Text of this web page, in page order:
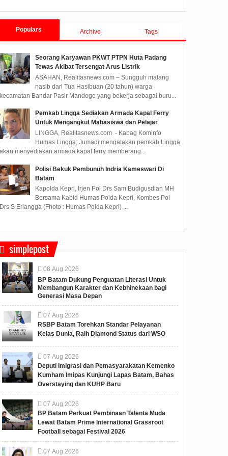
Populars Archive Tags
Seorang Karyawan PKWT PTPN Huta Padang
Tewas Akibat Tersengat Arus Listrik
ASAHAN, Realitasnews.com – Sungguh malang
nasib dari Tua Hasibuan (20 tahun) warga
kecamatan Bandar Pasir Mandoge yang bekerja sebagai buru...
Pemkab Lingga Sediakan Armada Kapal Ferry
Untuk Mengangkut Mahasiswa dan Pelajar
LINGGA, Realitasnews.com - Kabag Kominfo
Humas Lingga, Jumadi mengatakan pemkab Lingga
akan menyediakan armada kapal ferry memberang...
Polisi Bekuk Pembunuh Indria Kameswari Di
Batam
Kapolda Kepri, Irjen Pol Drs Sam Budigusdian MH
Bersama Kabid Humas Polda Kepri, Kombes Pol
Drs S Erlangga (Fhoto : Humas Polda Kepri) ...
simplepost
08 Aug 2026
BP Batam Dukung Penguatan Literasi Untuk
Membangun Karakter dan Kebhinekaan bagi
Generasi Masa Depan
07 Aug 2026
RSBP Batam Torehkan Standar Pelayanan
Kelas Dunia, Raih Diamond Status dari WSO
07 Aug 2026
Deputi Imigrasi dan Pemasyarakatan Kemenko
Kumham Imipas Kunjungi Lapas Batam, Bahas
Overstaying dan KUHP Baru
07 Aug 2026
BP Batam Perkuat Pembinaan Talenta Muda
Lewat Batam Prime International Grassroot
Football sebagai Festival 2026
07 Aug 2026